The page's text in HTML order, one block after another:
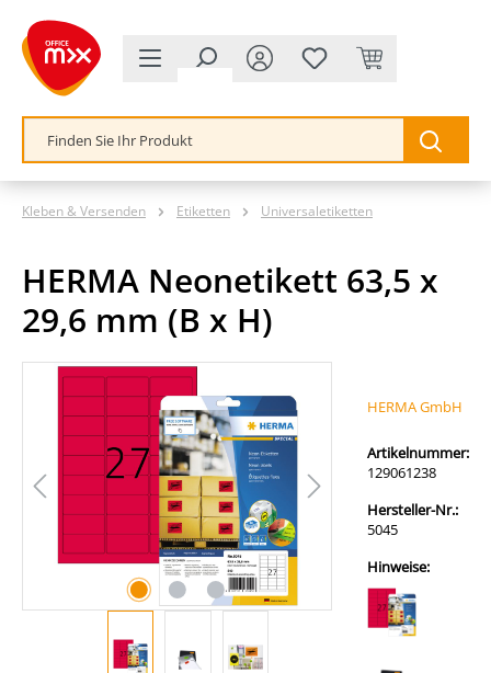
springen
Kleben & Versenden Etiketten Universaletiketten
HERMA Neonetikett 63,5 x
29,6 mm (B x H)
Bildergalerie überspringen
HERMA GmbH
Artikelnummer:
129061238
Hersteller-Nr.:
5045
Hinweise: